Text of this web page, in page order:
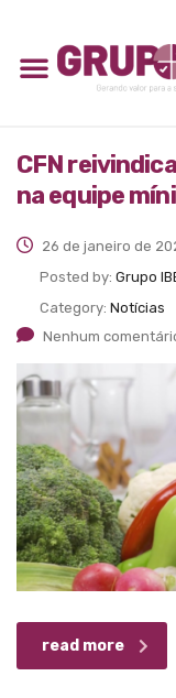
CFN
na equipe
26 de janeiro de
Posted by: Grupo
Category: Notícias
Nenhum
read more